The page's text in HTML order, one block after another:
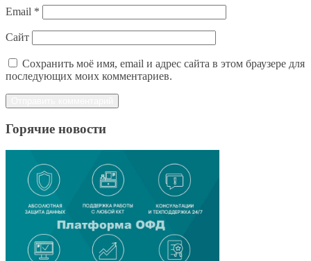
Email *
Сайт
Сохранить моё имя, email и адрес сайта в этом браузере для
последующих моих комментариев.
Горячие новости